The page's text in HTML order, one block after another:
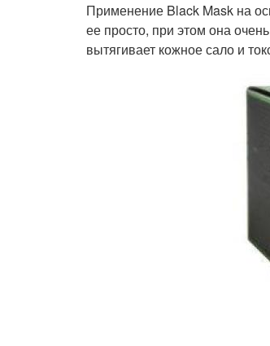
Применение Black Mask на
ее просто, при этом она
вытягивает кожное сало и